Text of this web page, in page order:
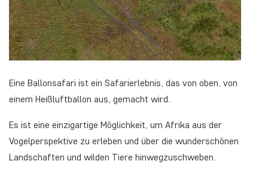
Eine Ballonsafari ist ein Safarierlebnis, das von oben, von
einem Heißluftballon aus, gemacht wird.
Es ist eine einzigartige Möglichkeit, um Afrika aus der
Vogelperspektive zu erleben und über die wunderschönen
Landschaften und wilden Tiere hinwegzuschweben.